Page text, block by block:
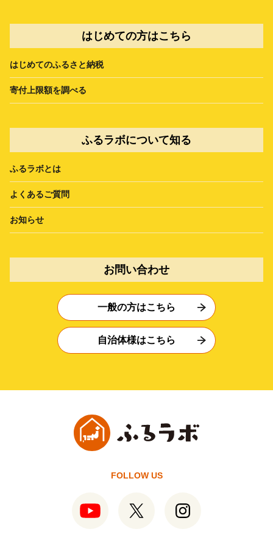
はじめての方はこちら
はじめてのふるさと納税
寄付上限額を調べる
ふるラボについて知る
ふるラボとは
よくあるご質問
お知らせ
お問い合わせ
一般の方はこちら
自治体様はこちら
FOLLOW US